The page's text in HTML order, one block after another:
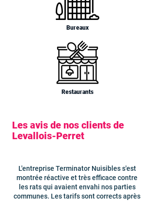
Bureaux
Restaurants
Les avis de nos clients de
Levallois-Perret
L'entreprise Terminator Nuisibles s'est
montrée réactive et très efficace contre
les rats qui avaient envahi nos parties
communes. Les tarifs sont corrects après